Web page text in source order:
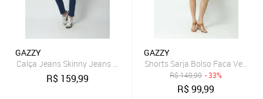
GAZZY
Calça Jeans Skinny Jeans Médio 38 Gazzy
R$ 159,99
GAZZY
Shorts Sarja Bolso Faca Verde
R$149,99 - 33%
R$99,99